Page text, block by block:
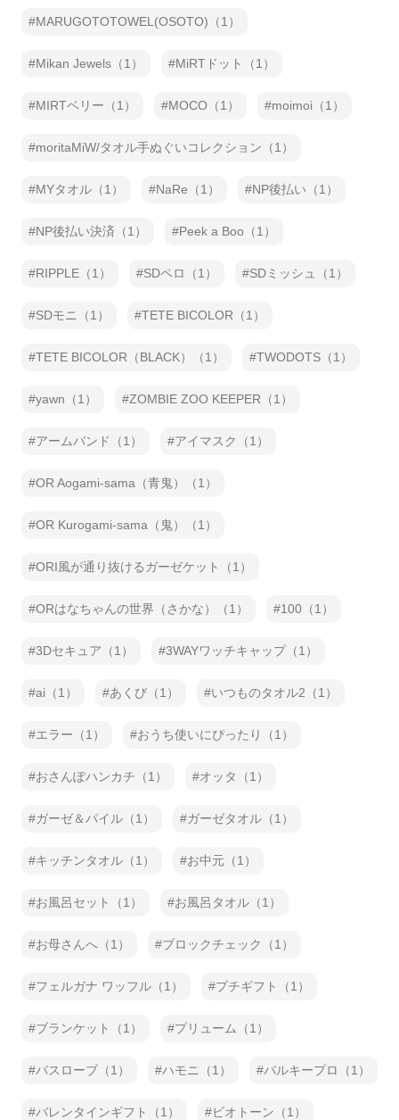
MARUGOTOTOWEL(OSOTO)（1）
Mikan Jewels（1） MiRTドット（1）
MIRTベリー（1） MOCO（1） moimoi（1）
moritaMiW/タオル手ぬぐいコレクション（1）
MYタオル（1） NaRe（1） NP後払い（1）
NP後払い決済（1） Peek a Boo（1）
RIPPLE（1） SDペロ（1） SDミッシュ（1）
SDモニ（1） TETE BICOLOR（1）
TETE BICOLOR（BLACK）（1） TWODOTS（1）
yawn（1） ZOMBIE ZOO KEEPER（1）
アームバンド（1） アイマスク（1）
OR Aogami-sama（青鬼）（1）
OR Kurogami-sama（鬼）（1）
ORI風が通り抜けるガーゼケット（1）
ORはなちゃんの世界（さかな）（1） 100（1）
3Dセキュア（1） 3WAYワッチキャップ（1）
ai（1） あくび（1） いつものタオル2（1）
エラー（1） おうち使いにぴったり（1）
おさんぽハンカチ（1） オッタ（1）
ガーゼ＆パイル（1） ガーゼタオル（1）
キッチンタオル（1） お中元（1）
お風呂セット（1） お風呂タオル（1）
お母さんへ（1） ブロックチェック（1）
フェルガナ ワッフル（1） プチギフト（1）
ブランケット（1） プリューム（1）
バスローブ（1） ハモニ（1） バルキープロ（1）
バレンタインギフト（1） ビオトーン（1）